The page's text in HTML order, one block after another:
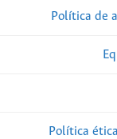
Política de
Política